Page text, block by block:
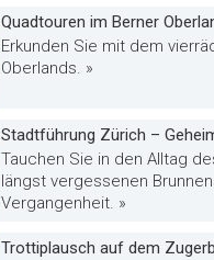
Quadtouren im Berner
Erkunden Sie mit dem
Oberlands. »
Stadtführung Zürich –
Tauchen Sie in den Alltag
längst vergessenen
Vergangenheit. »
Trottiplausch auf dem